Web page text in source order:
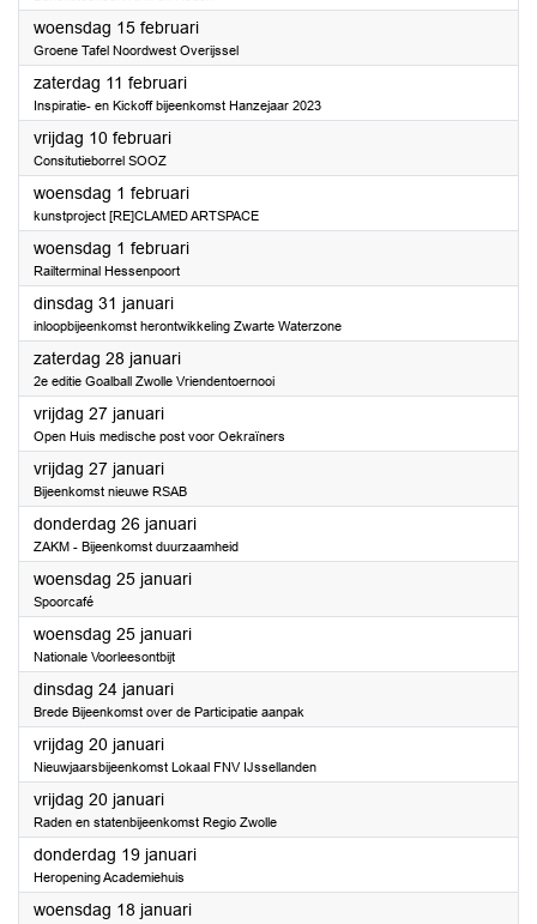
woensdag 15 februari2023
Groene Tafel Noordwest Overijssel
zaterdag 11 februari2023
Inspiratie- en Kickoff bijeenkomst Hanzejaar 2023
vrijdag 10 februari2023
Consitutieborrel SOOZ
woensdag 1 februari2023
kunstproject [RE]CLAMED ARTSPACE
woensdag 1 februari2023
Railterminal Hessenpoort
dinsdag 31 januari2023
inloopbijeenkomst herontwikkeling Zwarte Waterzone
zaterdag 28 januari2023
2e editie Goalball Zwolle Vriendentoernooi
vrijdag 27 januari2023
Open Huis medische post voor Oekraïners
vrijdag 27 januari2023
Bijeenkomst nieuwe RSAB
donderdag 26 januari2023
ZAKM - Bijeenkomst duurzaamheid
woensdag 25 januari2023
Spoorcafé
woensdag 25 januari2023
Nationale Voorleesontbijt
dinsdag 24 januari2023
Brede Bijeenkomst over de Participatie aanpak
vrijdag 20 januari2023
Nieuwjaarsbijeenkomst Lokaal FNV IJssellanden
vrijdag 20 januari2023
Raden en statenbijeenkomst Regio Zwolle
donderdag 19 januari2023
Heropening Academiehuis
woensdag 18 januari2023